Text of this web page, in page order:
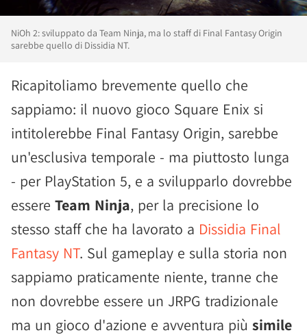
NiOh 2: sviluppato da Team Ninja, ma lo staff di Final Fantasy Origin
sarebbe quello di Dissidia NT.
Ricapitoliamo brevemente quello che
sappiamo: il nuovo gioco Square Enix si
intitolerebbe Final Fantasy Origin, sarebbe
un'esclusiva temporale - ma piuttosto lunga
- per PlayStation 5, e a svilupparlo dovrebbe
essere Team Ninja, per la precisione lo
stesso staff che ha lavorato a Dissidia Final
Fantasy NT. Sul gameplay e sulla storia non
sappiamo praticamente niente, tranne che
non dovrebbe essere un JRPG tradizionale
ma un gioco d'azione e avventura più simile